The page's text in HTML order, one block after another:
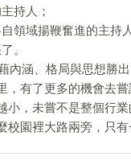
持人；
領域揚鞭奮進的主持
。
內涵、格局與思想勝
有了更多的機會去嘗
，未嘗不是整個行業
園裡大路兩旁，只有